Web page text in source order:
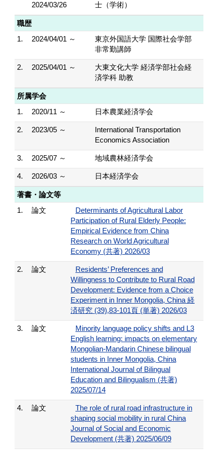
2024/03/26
士（学術）
職歴
1.
2024/04/01 ～
東京外国語大学 国際社会学部
非常勤講師
2. 2025/04/01 ～
大東文化大学 経済学部社会経
済学科 助教
所属学会
1.
2020/11 ～ 日本農業経済学会
2. 2023/05 ～
International Transportation
Economics Association
3. 2025/07 ～ 地域農林経済学会
4. 2026/03 ～ 日本経済学会
著書・論文等
1.
論文
Determinants of Agricultural Labor
Participation of Rural Elderly People:
Empirical Evidence from China
Research on World Agricultural
Economy (共著) 2026/03
2. 論文
Residents’ Preferences and
Willingness to Contribute to Rural Road
Development: Evidence from a Choice
Experiment in Inner Mongolia, China 経
済研究 (39),83-101頁 (単著) 2026/03
3. 論文
Minority language policy shifts and L3
English learning: impacts on elementary
Mongolian-Mandarin Chinese bilingual
students in Inner Mongolia, China
International Journal of Bilingual
Education and Bilingualism (共著)
2025/07/14
4. 論文
The role of rural road infrastructure in
shaping social mobility in rural China
Journal of Social and Economic
Development (共著) 2025/06/09